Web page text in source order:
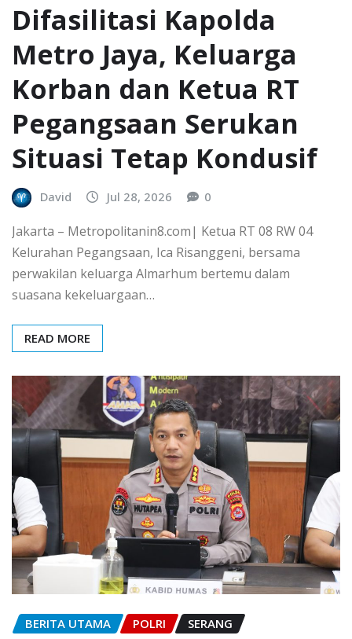
Difasilitasi Kapolda
Metro Jaya, Keluarga
Korban dan Ketua RT
Pegangsaan Serukan
Situasi Tetap Kondusif
David Jul 28, 2026 0
Jakarta – Metropolitanin8.com| Ketua RT 08 RW 04
Kelurahan Pegangsaan, Ica Risanggeni, bersama
perwakilan keluarga Almarhum bertemu dalam
suasana kekeluargaan…
READ MORE
BERITA UTAMA POLRI SERANG